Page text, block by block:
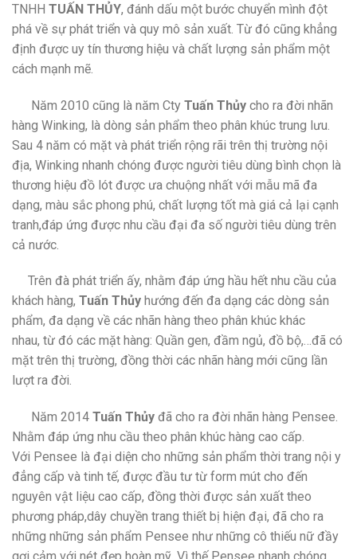
TNHH TUẤN THỦY, đánh dấu một bước chuyển mình đột
phá về sự phát triển và quy mô sản xuất. Từ đó cũng khẳng
định được uy tín thương hiệu và chất lượng sản phẩm một
cách mạnh mẽ.
Năm 2010 cũng là năm Cty Tuấn Thủy cho ra đời nhãn
hàng Winking, là dòng sản phẩm theo phân khúc trung lưu.
Sau 4 năm có mặt và phát triển rộng rãi trên thị trường nội
địa, Winking nhanh chóng được người tiêu dùng bình chọn là
thương hiệu đồ lót được ưa chuộng nhất với mẫu mã đa
dạng, màu sắc phong phú, chất lượng tốt mà giá cả lại cạnh
tranh,đáp ứng được nhu cầu đại đa số người tiêu dùng trên
cả nước.
Trên đà phát triển ấy, nhằm đáp ứng hầu hết nhu cầu của
khách hàng, Tuấn Thủy hướng đến đa dạng các dòng sản
phẩm, đa dạng về các nhãn hàng theo phân khúc khác
nhau, từ đó các mặt hàng: Quần gen, đầm ngủ, đồ bộ,…đã có
mặt trên thị trường, đồng thời các nhãn hàng mới cũng lần
lượt ra đời.
Năm 2014 Tuấn Thủy đã cho ra đời nhãn hàng Pensee.
Nhằm đáp ứng nhu cầu theo phân khúc hàng cao cấp.
Với Pensee là đại diện cho những sản phẩm thời trang nội y
đẳng cấp và tinh tế, được đầu tư từ form mút cho đến
nguyên vật liệu cao cấp, đồng thời được sản xuất theo
phương pháp,dây chuyền trang thiết bị hiện đại, đã cho ra
những những sản phẩm Pensee như những cô thiếu nữ đầy